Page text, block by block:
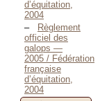
d’équitation,
2004
Règlement
officiel des
galops —
2005 / Fédération
française
d’équitation,
2004